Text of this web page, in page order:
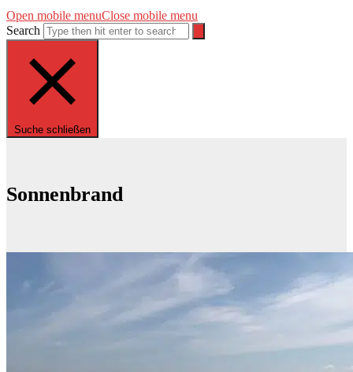
Open mobile menuClose mobile menu
Search
Suche schließen
Sonnenbrand